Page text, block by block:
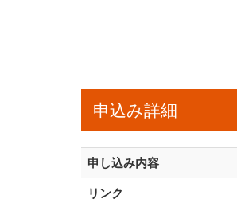
申込み詳細
申し込み内容
リンク